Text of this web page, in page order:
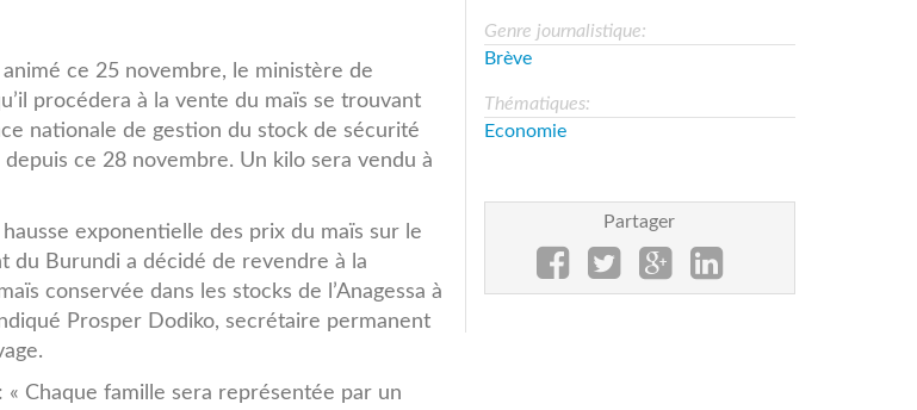
ce 25 novembre, le ministère de
procédera à la vente du maïs se trouvant
nationale de gestion du stock de sécurité
depuis ce 28 novembre. Un kilo sera vendu à
exponentielle des prix du maïs sur le
du Burundi a décidé de revendre à la
conservée dans les stocks de l’Anagessa à
Prosper Dodiko, secrétaire permanent
« Chaque famille sera représentée par un
Genre journalistique:
Brève
Thématiques:
Economie
Partager